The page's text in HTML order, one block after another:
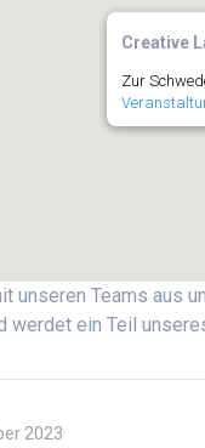
Creative
Zur
unseren Teams aus
werdet ein Teil
2023